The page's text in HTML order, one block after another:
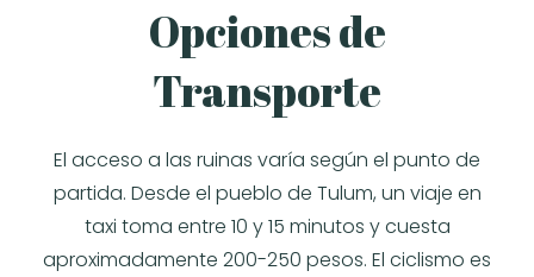
Opciones de
Transporte
El acceso a las ruinas varía según el punto de
partida. Desde el pueblo de Tulum, un viaje en
taxi toma entre 10 y 15 minutos y cuesta
aproximadamente 200-250 pesos. El ciclismo es